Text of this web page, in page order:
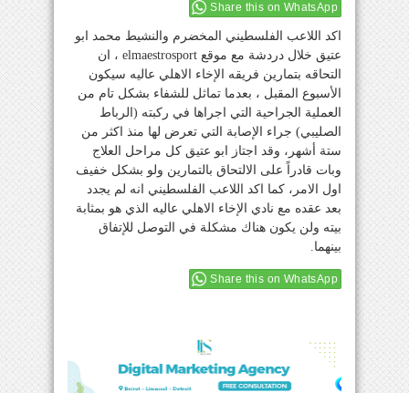
Share this on WhatsApp
اكد اللاعب الفلسطيني المخضرم والنشيط محمد ابو
عتيق خلال دردشة مع موقع elmaestrosport ، ان
التحاقه بتمارين فريقه الإخاء الاهلي عاليه سيكون
الأسبوع المقبل ، بعدما تماثل للشفاء بشكل تام من
العملية الجراحية التي اجراها في ركبته (الرباط
الصليبي) جراء الإصابة التي تعرض لها منذ اكثر من
ستة أشهر، وقد اجتاز ابو عتيق كل مراحل العلاج
وبات قادراً على الالتحاق بالتمارين ولو بشكل خفيف
اول الامر، كما اكد اللاعب الفلسطيني انه لم يجدد
بعد عقده مع نادي الإخاء الاهلي عاليه الذي هو بمثابة
بيته ولن يكون هناك مشكلة في التوصل للإتفاق
بينهما.
Share this on WhatsApp